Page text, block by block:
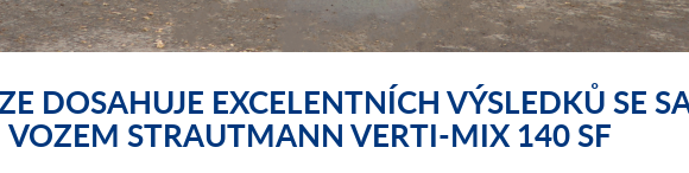
DOSAHUJE EXCELENTNÍCH VÝSLEDKŮ SE
VOZEM STRAUTMANN VERTI-MIX 140 SF